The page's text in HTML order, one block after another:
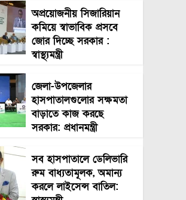
অপ্রয়োজনীয় সিজারিয়ান
কমিয়ে স্বাভাবিক প্রসবে
জোর দিচ্ছে সরকার :
স্বাস্থ্যমন্ত্রী
জেলা-উপজেলার
হাসপাতালগুলোর সক্ষমতা
বাড়াতে কাজ করছে
সরকার: প্রধানমন্ত্রী
সব হাসপাতালে ডেলিভারি
রুম বাধ্যতামূলক, অমান্য
করলে লাইসেন্স বাতিল: